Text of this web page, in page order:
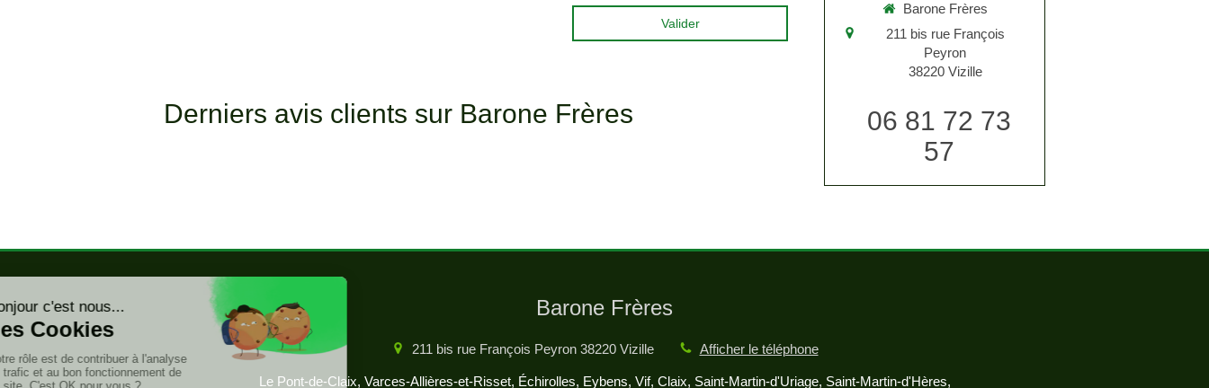
Valider
Derniers avis clients sur Barone Frères
Barone Frères
211 bis rue François
Peyron
38220 Vizille
06 81 72 73
57
Barone Frères
211 bis rue François Peyron 38220 Vizille Afficher le téléphone
Le Pont-de-Claix, Varces-Allières-et-Risset, Échirolles, Eybens, Vif, Claix, Saint-Martin-d'Uriage, Saint-Martin-d'Hères,